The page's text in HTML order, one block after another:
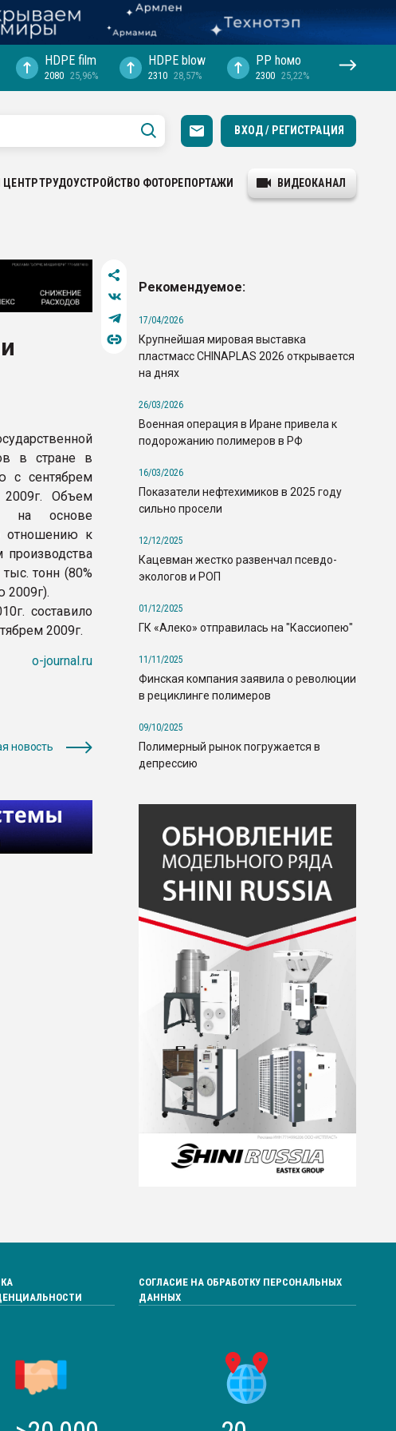
HDPE film
2080 25,96%
HDPE blow
2310 28,57%
PP hомо
2300 25,22%
ВХОД / РЕГИСТРАЦИЯ
ЦЕНТРТРУДОУСТРОЙСТВО ФОТОРЕПОРТАЖИ ВИДЕОКАНАЛ
в стране в
с сентябрем
Объем
на основе
отношению к
тонн (80%
2009г).
составило
2009г.
o-journal.ru
новость
Рекомендуемое:
17/04/2026
Крупнейшая мировая выставка
пластмасс CHINAPLAS 2026 открывается
на днях
26/03/2026
Военная операция в Иране привела к
подорожанию полимеров в РФ
16/03/2026
Показатели нефтехимиков в 2025 году
сильно просели
12/12/2025
Кацевман жестко развенчал псевдо-
экологов и РОП
01/12/2025
ГК «Алеко» отправилась на "Кассиопею"
11/11/2025
Финская компания заявила о революции
в рециклинге полимеров
09/10/2025
Полимерный рынок погружается в
депрессию
СОГЛАСИЕ НА ОБРАБОТКУ ПЕРСОНАЛЬНЫХ
ДАННЫХ